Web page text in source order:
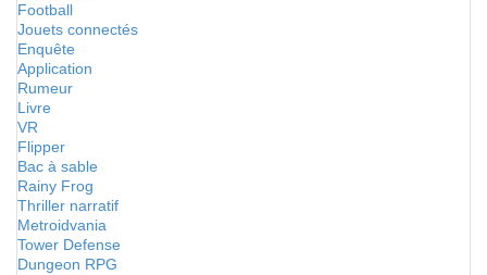
Football
Jouets connectés
Enquête
Application
Rumeur
Livre
VR
Flipper
Bac à sable
Rainy Frog
Thriller narratif
Metroidvania
Tower Defense
Dungeon RPG